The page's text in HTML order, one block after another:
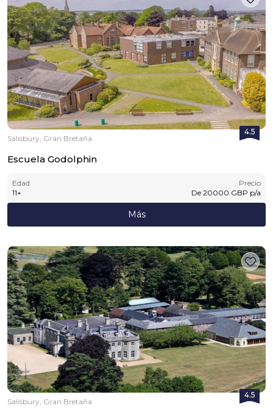
4.5
Salisbury, Gran Bretaña
Escuela Godolphin
Edad
11+
Precio
De 20000 GBP p/a
Más
4.5
Salisbury, Gran Bretaña